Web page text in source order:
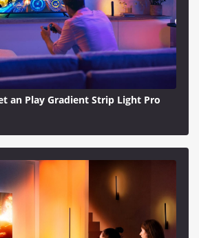
an Play Gradient Strip Light Pro